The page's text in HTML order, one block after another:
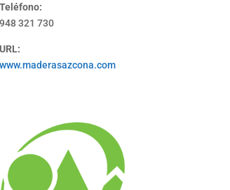
Teléfono:
948 321 730
URL:
www.maderasazcona.com